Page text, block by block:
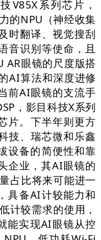
V85X系列芯片，
的NPU（神经收集
时翻译、视觉搜刮
音识别等使命，且
AR眼镜的尺度版搭
AI算法和深度进修
前AI眼镜的支流手
，影目科技X系列
片。下半年则更方
技、瑞芯微和乐鑫
设备的简便性和靠
企业，其AI眼镜的
占比将来可能进一
具备AI计较能力和
计较需求的使用，
能实现AI眼镜从控